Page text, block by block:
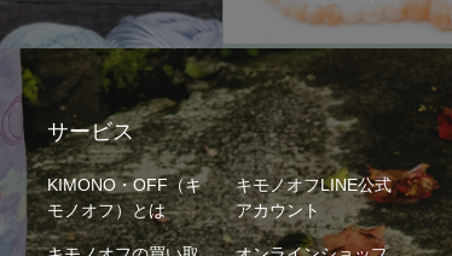
サービス
KIMONO・OFF（キ
モノオフ）とは
キモノオフLINE公式
アカウント